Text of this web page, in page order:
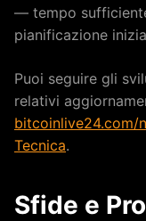
— tempo
pianificazione
Puoi seguire gli
relativi
bitcoinlive24.com/
Tecnica.
Sfide e